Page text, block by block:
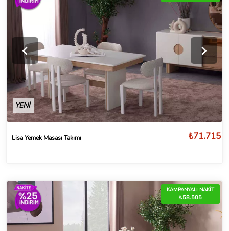
YENİ
Lisa Yemek Masası Takımı ₺71.715
KAMPANYALI NAKİT
₺58.505